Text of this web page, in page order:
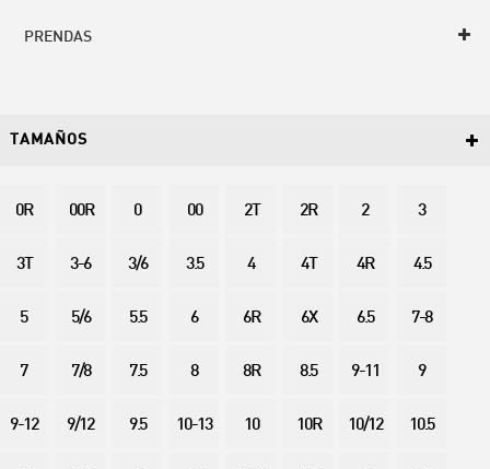
PRENDAS
TAMAÑOS
0R 00R 0 00 2T 2R 2 3
3T 3-6 3/6 3.5 4 4T 4R 4.5
5 5/6 5.5 6 6R 6X 6.5 7-8
7 7/8 7.5 8 8R 8.5 9-11 9
9-12 9/12 9.5 10-13 10 10R 10/12 10.5